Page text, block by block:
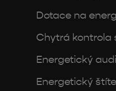
Dotace na
Chytrá kontrola
Energetický
Energetický